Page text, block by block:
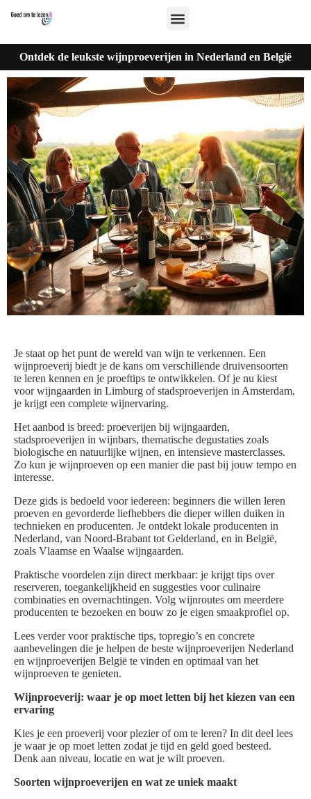
Ontdek de leukste wijnproeverijen in Nederland en België
Je staat op het punt de wereld van wijn te verkennen. Een
wijnproeverij biedt je de kans om verschillende druivensoorten
te leren kennen en je proeftips te ontwikkelen. Of je nu kiest
voor wijngaarden in Limburg of stadsproeverijen in Amsterdam,
je krijgt een complete wijnervaring.
Het aanbod is breed: proeverijen bij wijngaarden,
stadsproeverijen in wijnbars, thematische degustaties zoals
biologische en natuurlijke wijnen, en intensieve masterclasses.
Zo kun je wijnproeven op een manier die past bij jouw tempo en
interesse.
Deze gids is bedoeld voor iedereen: beginners die willen leren
proeven en gevorderde liefhebbers die dieper willen duiken in
technieken en producenten. Je ontdekt lokale producenten in
Nederland, van Noord-Brabant tot Gelderland, en in België,
zoals Vlaamse en Waalse wijngaarden.
Praktische voordelen zijn direct merkbaar: je krijgt tips over
reserveren, toegankelijkheid en suggesties voor culinaire
combinaties en overnachtingen. Volg wijnroutes om meerdere
producenten te bezoeken en bouw zo je eigen smaakprofiel op.
Lees verder voor praktische tips, topregio’s en concrete
aanbevelingen die je helpen de beste wijnproeverijen Nederland
en wijnproeverijen België te vinden en optimaal van het
wijnproeven te genieten.
Wijnproeverij: waar je op moet letten bij het kiezen van een
ervaring
Kies je een proeverij voor plezier of om te leren? In dit deel lees
je waar je op moet letten zodat je tijd en geld goed besteed.
Denk aan niveau, locatie en wat je wilt proeven.
Soorten wijnproeverijen en wat ze uniek maakt